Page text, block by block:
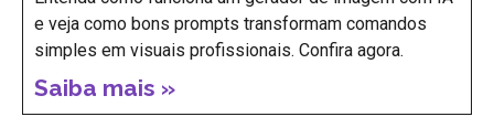
e veja como bons prompts transformam comandos
simples em visuais profissionais. Confira agora.
Saiba mais »